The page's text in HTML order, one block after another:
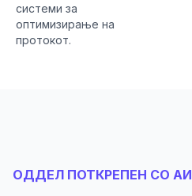
системи за
оптимизирање на
протокот.
ОДДЕЛ ПОТКРЕПЕН СО АИ